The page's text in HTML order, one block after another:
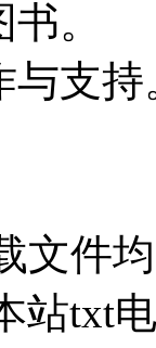
。
支持
件
站txt